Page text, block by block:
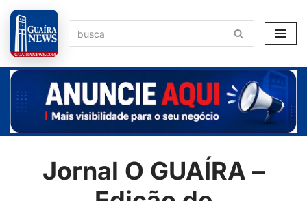
Pular
para
o
conteúdo
Jornal O GUAÍRA –